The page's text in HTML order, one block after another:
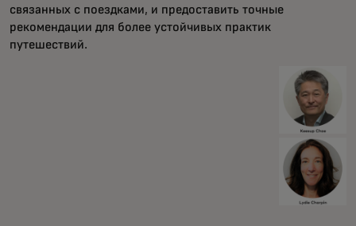
связанных с поездками, и предоставить точные
рекомендации для более устойчивых практик
путешествий.